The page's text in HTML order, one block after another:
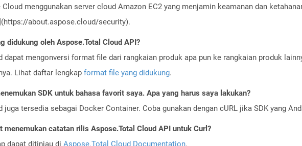
menggunakan server cloud Amazon EC2 yang menjamin keamanan dan
about.aspose.cloud/security).
didukung oleh Aspose.Total Cloud API?
mengonversi format file dari rangkaian produk apa pun ke rangkaian produk
Lihat daftar lengkap format file yang didukung.
SDK untuk bahasa favorit saya. Apa yang harus saya lakukan?
tersedia sebagai Docker Container. Coba gunakan dengan cURL jika SDK yang
menemukan catatan rilis Aspose.Total Cloud API untuk Curl?
dapat ditinjau di Aspose.Total Cloud Documentation.